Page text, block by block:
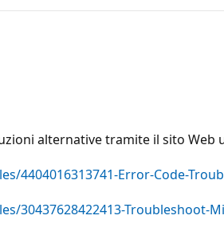
alternative tramite il sito Web
4404016313741-Error-Code-
30437628422413-Troubleshoot-